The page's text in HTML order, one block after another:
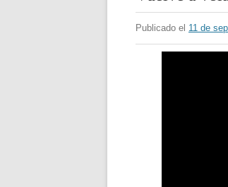
Publicado el 11 de